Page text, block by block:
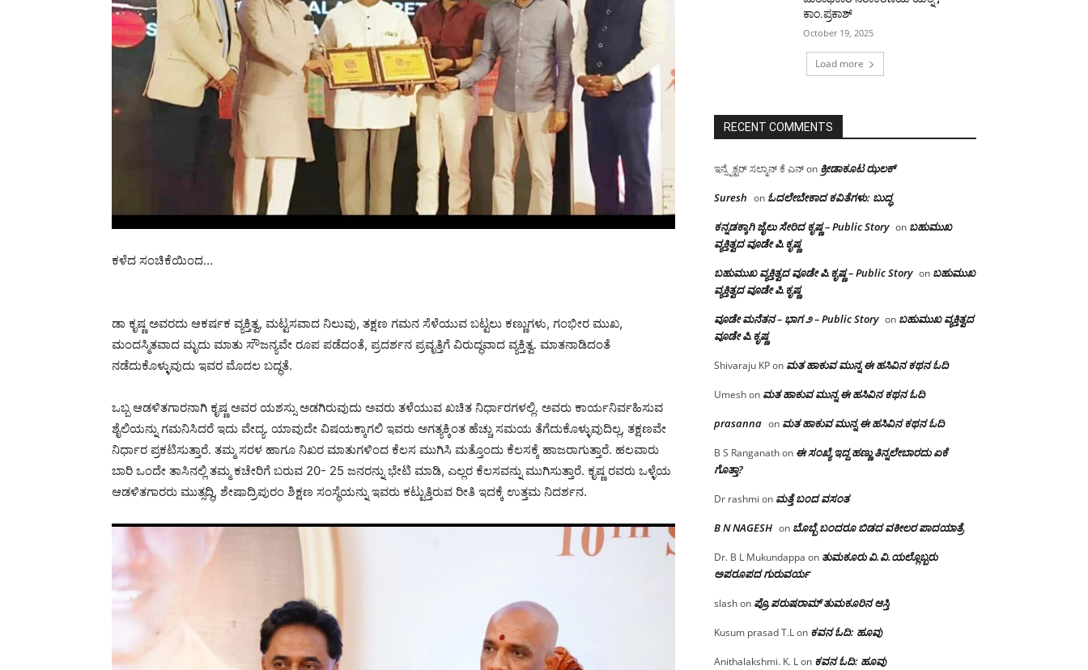
ಕಳೆದ ಸಂಚಿಕೆಯಿಂದ…
ಡಾ ಕೃಷ್ಣ ಅವರದು ಆಕರ್ಷಕ ವ್ಯಕ್ತಿತ್ವ, ಮಟ್ಟಸವಾದ ನಿಲುವು, ತಕ್ಷಣ ಗಮನ ಸೆಳೆಯುವ ಬಟ್ಟಲು ಕಣ್ಣುಗಳು, ಗಂಭೀರ ಮುಖ,
ಮಂದಸ್ಮಿತವಾದ ಮೃದು ಮಾತು ಸೌಜನ್ಯವೇ ರೂಪ ಪಡೆದಂತೆ, ಪ್ರದರ್ಶನ ಪ್ರವೃತ್ತಿಗೆ ವಿರುದ್ಧವಾದ ವ್ಯಕ್ತಿತ್ವ. ಮಾತನಾಡಿದಂತೆ
ನಡೆದುಕೊಳ್ಳುವುದು ಇವರ ಮೊದಲ ಬದ್ಧತೆ.
ಒಬ್ಬ ಆಡಳಿತಗಾರನಾಗಿ ಕೃಷ್ಣ ಅವರ ಯಶಸ್ಸು ಅಡಗಿರುವುದು ಅವರು ತಳೆಯುವ ಖಚಿತ ನಿರ್ಧಾರಗಳಲ್ಲಿ. ಅವರು ಕಾರ್ಯನಿರ್ವಹಿಸುವ
ಶೈಲಿಯನ್ನು ಗಮನಿಸಿದರೆ ಇದು ವೇದ್ಯ. ಯಾವುದೇ ವಿಷಯಕ್ಕಾಗಲಿ ಇವರು ಅಗತ್ಯಕ್ಕಿಂತ ಹೆಚ್ಚು ಸಮಯ ತೆಗೆದುಕೊಳ್ಳುವುದಿಲ್ಲ, ತಕ್ಷಣವೇ
ನಿರ್ಧಾರ ಪ್ರಕಟಿಸುತ್ತಾರೆ. ತಮ್ಮ ಸರಳ ಹಾಗೂ ನಿಖರ ಮಾತುಗಳಿಂದ ಕೆಲಸ ಮುಗಿಸಿ ಮತ್ತೊಂದು ಕೆಲಸಕ್ಕೆ ಹಾಜರಾಗುತ್ತಾರೆ. ಹಲವಾರು
ಬಾರಿ ಒಂದೇ ತಾಸಿನಲ್ಲಿ ತಮ್ಮ ಕಚೇರಿಗೆ ಬರುವ 20- 25 ಜನರನ್ನು ಭೇಟಿ ಮಾಡಿ, ಎಲ್ಲರ ಕೆಲಸವನ್ನು ಮುಗಿಸುತ್ತಾರೆ. ಕೃಷ್ಣ ರವರು ಒಳ್ಳೆಯ
ಆಡಳಿತಗಾರರು ಮುತ್ಸದ್ಧಿ, ಶೇಷಾದ್ರಿಪುರಂ ಶಿಕ್ಷಣ ಸಂಸ್ಥೆಯನ್ನು ಇವರು ಕಟ್ಟುತ್ತಿರುವ ರೀತಿ ಇದಕ್ಕೆ ಉತ್ತಮ ನಿದರ್ಶನ.
ಕಾಂ.ಪ್ರಕಾಶ್
October 19, 2025
Load more
RECENT COMMENTS
ಇನ್ಸ್ಪೆಕ್ಟರ್ ಸಲ್ಮಾನ್ ಕೆ ಎನ್on ಕ್ರೀಡಾಕೂಟ ಝಲಕ್
Suresh on ಓದಲೇಬೇಕಾದ‌ ಕವಿತೆಗಳು: ಬುದ್ಧ
ಕನ್ನಡಕ್ಕಾಗಿ ಜೈಲು ಸೇರಿದ ಕೃಷ್ಣ – Public Story on ಬಹುಮುಖ
ವ್ಯಕ್ತಿತ್ವದ ವೂಡೇ ಪಿ.ಕೃಷ್ಣ
ಬಹುಮುಖ ವ್ಯಕ್ತಿತ್ವದ ವೂಡೇ ಪಿ.ಕೃಷ್ಣ – Public Story on ಬಹುಮುಖ
ವ್ಯಕ್ತಿತ್ವದ ವೂಡೇ ಪಿ.ಕೃಷ್ಣ
ವೂಡೇ ಮನೆತನ – ಭಾಗ ೨ – Public Story on ಬಹುಮುಖ ವ್ಯಕ್ತಿತ್ವದ
ವೂಡೇ ಪಿ.ಕೃಷ್ಣ
Shivaraju KPon ಮತ ಹಾಕುವ ಮುನ್ನ ಈ ಹಸಿವಿನ ಕಥನ ಓದಿ
Umeshon ಮತ ಹಾಕುವ ಮುನ್ನ ಈ ಹಸಿವಿನ ಕಥನ ಓದಿ
prasanna on ಮತ ಹಾಕುವ ಮುನ್ನ ಈ ಹಸಿವಿನ ಕಥನ ಓದಿ
B S Ranganathon ಈ ಸಂಖ್ಯೆ ಇದ್ದ ಹಣ್ಣು ತಿನ್ನಲೇಬಾರದು ಏಕೆ
ಗೊತ್ತಾ?
Dr rashmi on ಮತ್ತೆ ಬಂದ ವಸಂತ
B N NAGESH on ಬೊಬ್ಬೆ ಬಂದರೂ ಬಿಡದ ವಕೀಲರ ಪಾದಯಾತ್ರೆ
Dr. B L Mukundappa on ತುಮಕೂರು‌ ವಿ.ವಿ.ಯಲ್ಲೊಬ್ಬರು
ಅಪರೂಪದ ಗುರುವರ್ಯ
slashon ಪ್ರೊ.ಪರುಷರಾಮ್ ತುಮಕೂರಿನ ಆಸ್ತಿ
Kusum prasad T.Lon ಕವನ ಓದಿ: ಹೂವು
Anithalakshmi. K. Lon ಕವನ ಓದಿ: ಹೂವು